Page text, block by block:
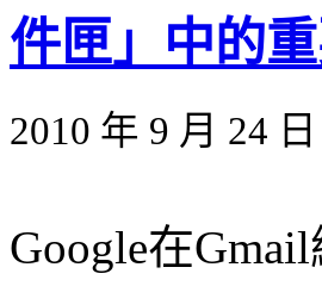
件匣」中的
2010 年 9 月 24
Google在